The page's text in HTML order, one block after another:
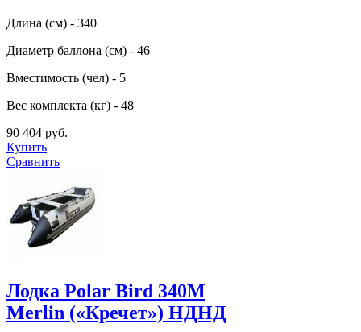
Длина (см) - 340
Диаметр баллона (см) - 46
Вместимость (чел) - 5
Вес комплекта (кг) - 48
90 404 руб.
Купить
Сравнить
Лодка Polar Bird 340M
Merlin («Кречет») НДНД